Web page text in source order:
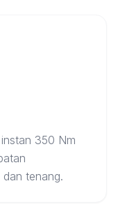
350 Nm
tenang.